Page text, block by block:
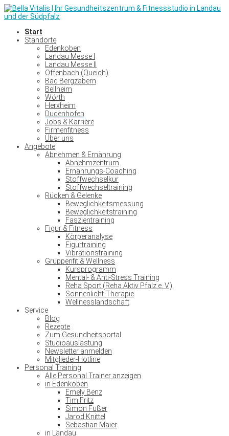
Start
Standorte
Edenkoben
Landau Messe I
Landau Messe II
Offenbach (Queich)
Bad Bergzabern
Bellheim
Wörth
Herxheim
Dudenhofen
Jobs & Karriere
Firmenfitness
Über uns
Angebote
Abnehmen & Ernährung
Abnehmzentrum
Ernährungs-Coaching
Stoffwechselkur
Stoffwechseltraining
Rücken & Gelenke
Beweglichkeitsmessung
Beweglichkeitstraining
Faszientraining
Figur & Fitness
Körperanalyse
Figurtraining
Vibrationstraining
Gruppenfit & Wellness
Kursprogramm
Mental- & Anti-Stress Training
Reha Sport (Reha Aktiv Pfalz e. V.)
Sonnenlicht-Therapie
Wellnesslandschaft
Service
Blog
Rezepte
Zum Gesundheitsportal
Studioauslastung
Newsletter anmelden
Mitglieder-Hotline
Personal Training
Alle Personal Trainer anzeigen
in Edenkoben
Emely Benz
Tim Fritz
Simon Fußer
Jarod Knittel
Sebastian Maier
in Landau